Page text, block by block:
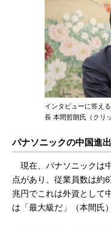
インタビューに答え
長 本間哲朗氏（クリ
パナソニックの中国進
現在、パナソニックは
点があり、従業員数は約
兆円でこれは外資として
は「最大級だ」（本間氏